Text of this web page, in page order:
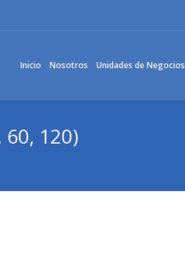
Inicio Nosotros Unidades de Negocios
60, 120)